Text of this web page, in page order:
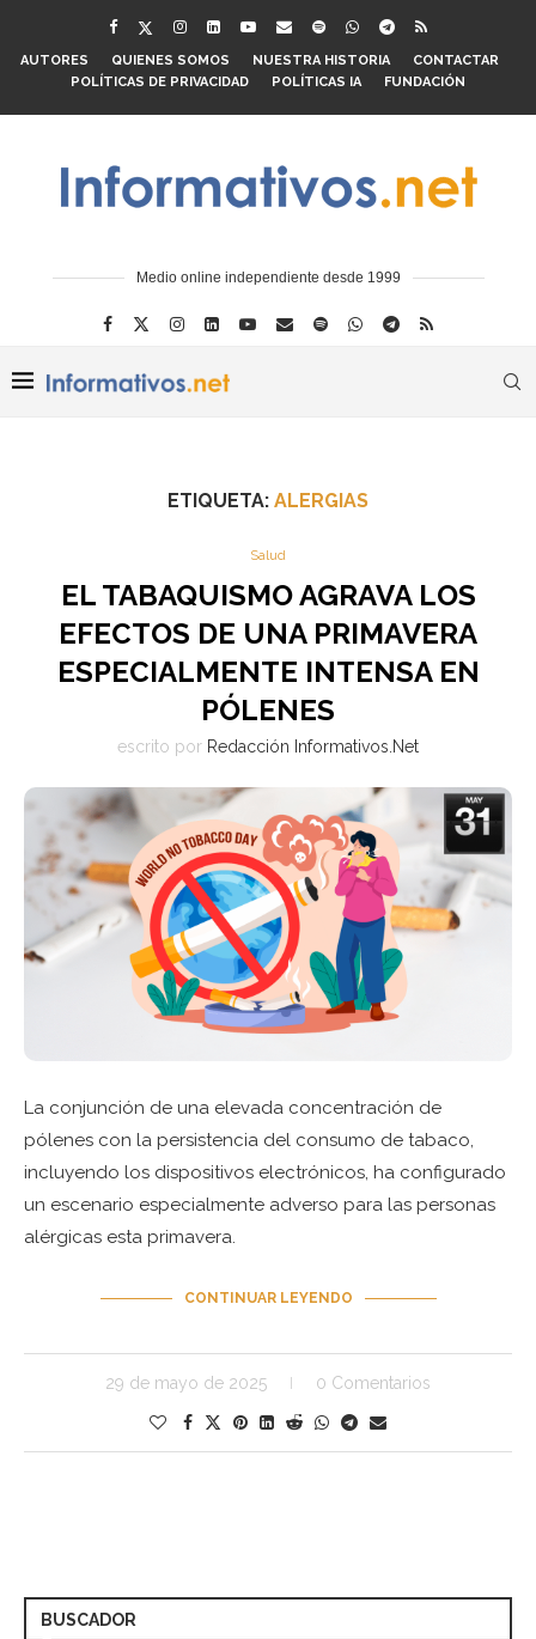
AUTORES QUIENES SOMOS NUESTRA HISTORIA
CONTACTAR
POLÍTICAS DE PRIVACIDAD
POLÍTICAS IA FUNDACIÓN
Medio online independiente desde 1999
ETIQUETA: ALERGIAS
Salud
EL TABAQUISMO AGRAVA LOS
EFECTOS DE UNA PRIMAVERA
ESPECIALMENTE INTENSA EN
PÓLENES
escrito por Redacción Informativos.Net
La conjunción de una elevada concentración de
pólenes con la persistencia del consumo de tabaco,
incluyendo los dispositivos electrónicos, ha configurado
un escenario especialmente adverso para las personas
alérgicas esta primavera.
CONTINUAR LEYENDO
29 de mayo de 2025 0 Comentarios
BUSCADOR